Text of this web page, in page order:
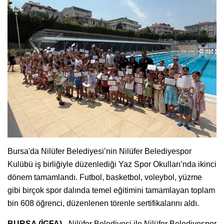
Bursa'da Nilüfer Belediyesi’nin Nilüfer Belediyespor
Kulübü iş birliğiyle düzenlediği Yaz Spor Okulları’nda ikinci
dönem tamamlandı. Futbol, basketbol, voleybol, yüzme
gibi birçok spor dalında temel eğitimini tamamlayan toplam
bin 608 öğrenci, düzenlenen törenle sertifikalarını aldı.